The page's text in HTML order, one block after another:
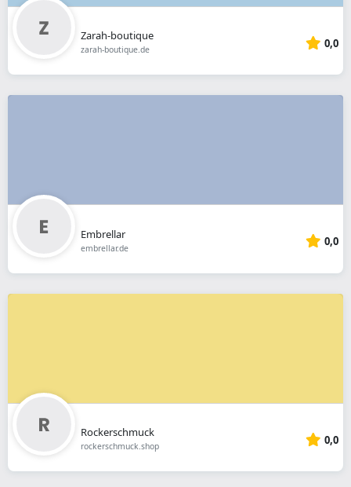
Zarah-boutique
zarah-boutique.de 0,0
Embrellar
embrellar.de 0,0
Rockerschmuck
rockerschmuck.shop 0,0